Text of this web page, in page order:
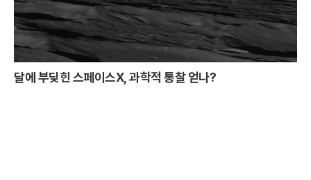
달에 부딪힌 스페이스X, 과학적 통찰 얻나?